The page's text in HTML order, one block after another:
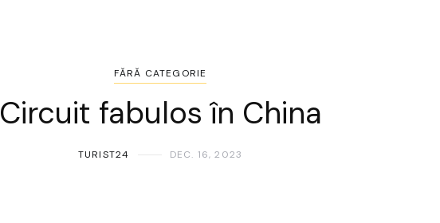
FĂRĂ CATEGORIE
Circuit fabulos în China
TURIST24 DEC. 16, 2023